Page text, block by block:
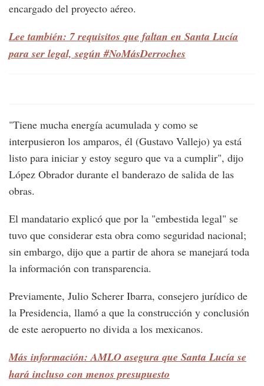
encargado del proyecto aéreo.
Lee también: 7 requisitos que faltan en Santa Lucía
para ser legal, según #NoMásDerroches
"Tiene mucha energía acumulada y como se
interpusieron los amparos, él (Gustavo Vallejo) ya está
listo para iniciar y estoy seguro que va a cumplir", dijo
López Obrador durante el banderazo de salida de las
obras.
El mandatario explicó que por la "embestida legal" se
tuvo que considerar esta obra como seguridad nacional;
sin embargo, dijo que a partir de ahora se manejará toda
la información con transparencia.
Previamente, Julio Scherer Ibarra, consejero jurídico de
la Presidencia, llamó a que la construcción y conclusión
de este aeropuerto no divida a los mexicanos.
Más información: AMLO asegura que Santa Lucía se
hará incluso con menos presupuesto